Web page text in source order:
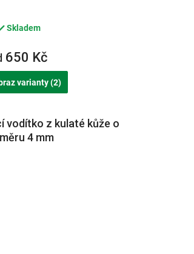
Skladem
650 Kč
varianty (2)
vodítko z kulaté kůže o
4 mm